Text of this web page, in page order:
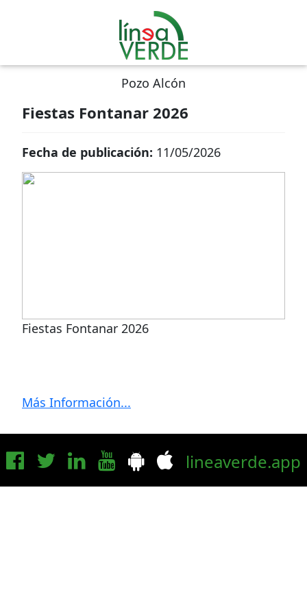
Pozo Alcón
Fiestas Fontanar 2026
Fecha de publicación: 11/05/2026
Fiestas Fontanar 2026
Más Información...
lineaverde.app